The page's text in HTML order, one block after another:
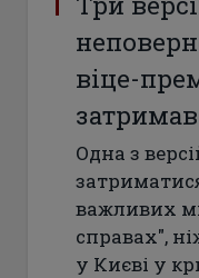
віце-
Одна з
важливих
справах",
у Києві у